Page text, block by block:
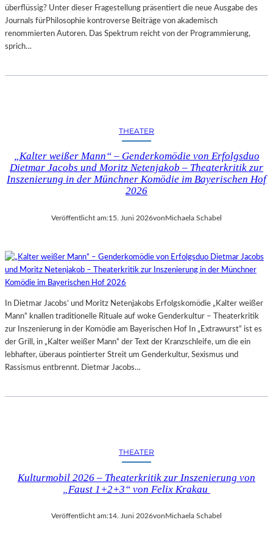
überflüssig? Unter dieser Fragestellung präsentiert die neue Ausgabe des
Journals fürPhilosophie kontroverse Beiträge von akademisch
renommierten Autoren. Das Spektrum reicht von der Programmierung,
sprich…
THEATER
„Kalter weißer Mann“ – Genderkomödie von Erfolgsduo
Dietmar Jacobs und Moritz Netenjakob – Theaterkritik zur
Inszenierung in der Münchner Komödie im Bayerischen Hof
2026
Veröffentlicht am:15. Juni 2026vonMichaela Schabel
In Dietmar Jacobs’ und Moritz Netenjakobs Erfolgskomödie „Kalter weißer
Mann“ knallen traditionelle Rituale auf woke Genderkultur – Theaterkritik
zur Inszenierung in der Komödie am Bayerischen Hof In „Extrawurst“ ist es
der Grill, in „Kalter weißer Mann“ der Text der Kranzschleife, um die ein
lebhafter, überaus pointierter Streit um Genderkultur, Sexismus und
Rassismus entbrennt. Dietmar Jacobs…
THEATER
Kulturmobil 2026 – Theaterkritik zur Inszenierung von
„Faust 1+2+3“ von Felix Krakau
Veröffentlicht am:14. Juni 2026vonMichaela Schabel